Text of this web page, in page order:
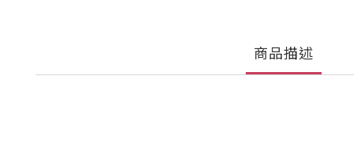
商品描述